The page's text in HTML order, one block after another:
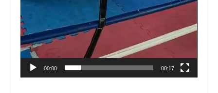
00:00 00:17